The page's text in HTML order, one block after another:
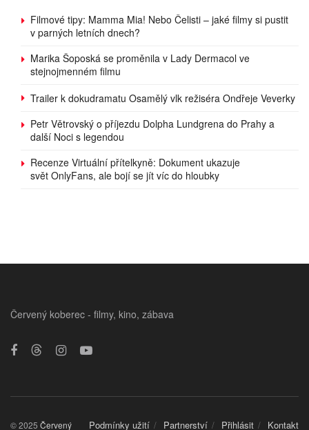
Filmové tipy: Mamma Mia! Nebo Čelisti – jaké filmy si pustit
v parných letních dnech?
Marika Šoposká se proměnila v Lady Dermacol ve
stejnojmenném filmu
Trailer k dokudramatu Osamělý vlk režiséra Ondřeje Veverky
Petr Větrovský o příjezdu Dolpha Lundgrena do Prahy a
další Noci s legendou
Recenze Virtuální přítelkyně: Dokument ukazuje
svět OnlyFans, ale bojí se jít víc do hloubky
Červený koberec - filmy, kino, zábava
Podmínky užití Partnerství Přihlásit Kontakt
© 2025 Červený